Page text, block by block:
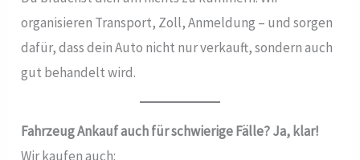
organisieren Transport, Zoll, Anmeldung – und sorgen
dafür, dass dein Auto nicht nur verkauft, sondern auch
gut behandelt wird.
Fahrzeug Ankauf auch für schwierige Fälle? Ja, klar!
Wir kaufen auch: